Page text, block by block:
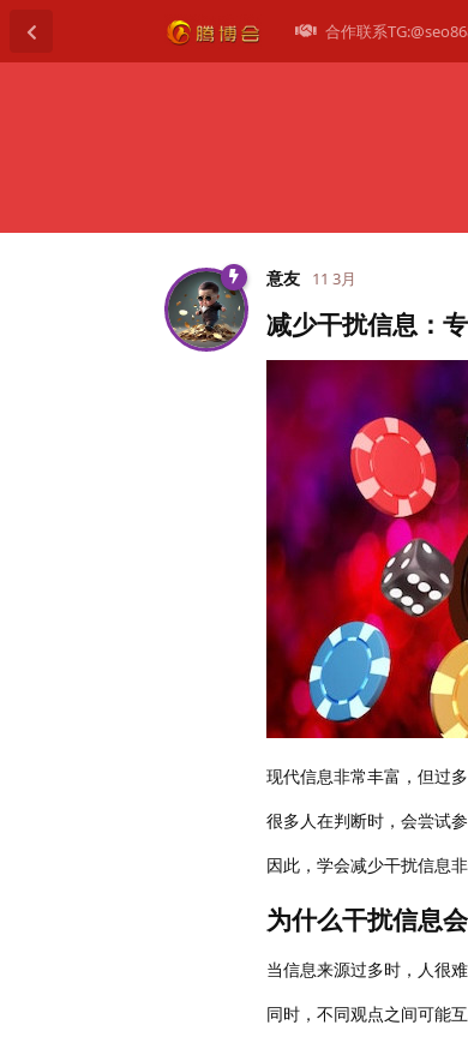
合作联系
意友 11 3月
减少干扰信息：
现代信息非常丰富，但过
很多人在判断时，会尝试
因此，学会减少干扰信息非
为什么干扰信息
当信息来源过多时，人很
同时，不同观点之间可能